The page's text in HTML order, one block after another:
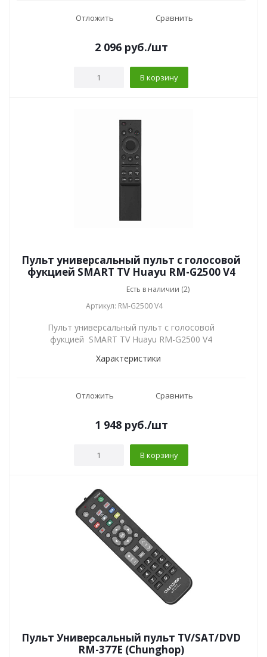
Отложить Сравнить
2 096 руб./шт
В корзину
Пульт универсальный пульт с голосовой
фукцией SMART TV Huayu RM-G2500 V4
Есть в наличии (2)
Артикул: RM-G2500 V4
Пульт универсальный пульт с голосовой
фукцией SMART TV Huayu RM-G2500 V4
Характеристики
Отложить Сравнить
1 948 руб./шт
В корзину
Пульт Универсальный пульт TV/SAT/DVD
RM-377E (Chunghop)